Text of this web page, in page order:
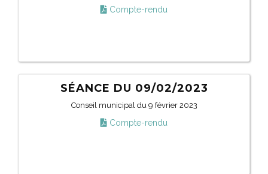
Compte-rendu
SÉANCE DU 09/02/2023
Conseil municipal du 9 février 2023
Compte-rendu